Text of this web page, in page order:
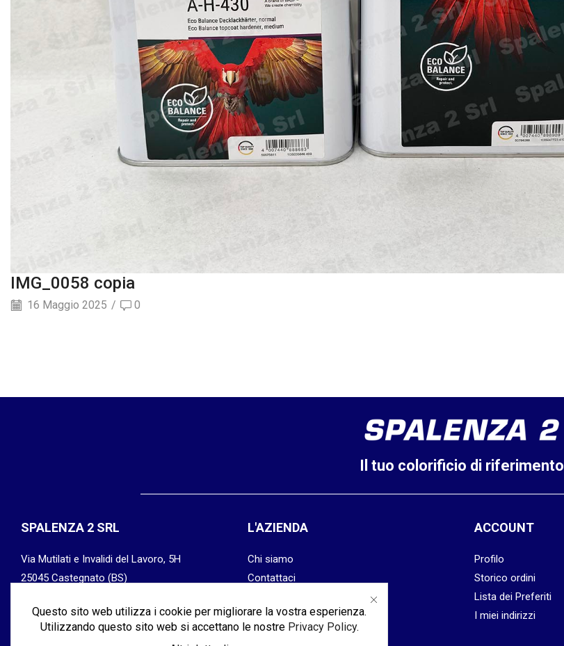
IMG_0058 copia
16 Maggio 2025 / 0
Il tuo colorificio di riferimento
SPALENZA 2 SRL
Via Mutilati e Invalidi del Lavoro, 5H
25045 Castegnato (BS)
SDI: M5UXCR1
L'AZIENDA
Chi siamo
Contattaci
Termini & Condizioni
ACCOUNT
Profilo
Storico ordini
Lista dei Preferiti
I miei indirizzi
Questo sito web utilizza i cookie per migliorare la vostra esperienza.
Utilizzando questo sito web si accettano le nostre Privacy Policy.